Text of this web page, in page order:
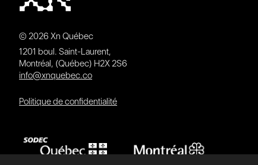
© 2026 Xn Québec
1201 boul. Saint-Laurent,
Montréal, (Québec) H2X 2S6
info@xnquebec.co
Politique de confidentialité